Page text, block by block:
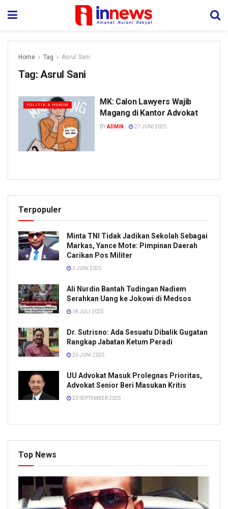
Home Tag Asrul Sani
Tag: Asrul Sani
POLITIK & HUKUM
MK: Calon Lawyers Wajib
Magang di Kantor Advokat
BY ADMIN 27 JUNI 2025
Terpopuler
Minta TNI Tidak Jadikan Sekolah Sebagai
Markas, Yance Mote: Pimpinan Daerah
Carikan Pos Militer
3 JUNI 2025
Ali Nurdin Bantah Tudingan Nadiem
Serahkan Uang ke Jokowi di Medsos
18 JULI 2025
Dr. Sutrisno: Ada Sesuatu Dibalik Gugatan
Rangkap Jabatan Ketum Peradi
26 JUNI 2025
UU Advokat Masuk Prolegnas Prioritas,
Advokat Senior Beri Masukan Kritis
23 SEPTEMBER 2025
Top News